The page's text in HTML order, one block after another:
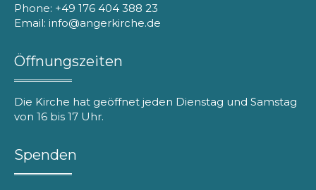
Phone: +49 176 404 388 23
Email: info@angerkirche.de
Öffnungszeiten
Die Kirche hat geöffnet jeden Dienstag und Samstag
von 16 bis 17 Uhr.
Spenden